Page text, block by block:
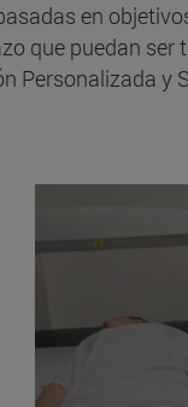
en
que puedan
Personalizada y